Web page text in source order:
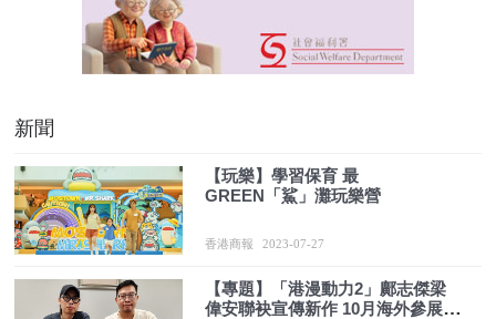
新聞
【玩樂】學習保育 最
GREEN「鯊」灘玩樂營
香港商報 2023-07-27
【專題】「港漫動力2」鄺志傑梁
偉安聯袂宣傳新作 10月海外參展說